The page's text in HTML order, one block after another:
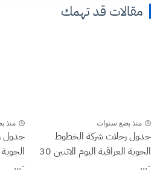
مقالات قد تهمك
منذ بضع سنوات
جدول رحلات شركة الخطوط
الجوية العراقية اليوم الاثنين 30
-...
منذ
جدول
-...